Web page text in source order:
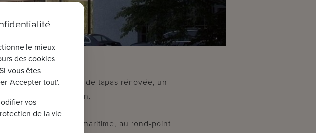
: Une brasserie de tapas rénovée, un
de parking souterrain.
à la digue maritime, au rond-point
le mieux
des cookies
vous êtes
'Accepter tout'.
vos
de la vie